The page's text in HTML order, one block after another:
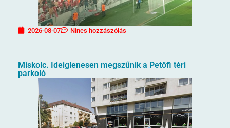
2026-08-07 Nincs hozzászólás
Miskolc. Ideiglenesen megszűnik a Petőfi téri
parkoló